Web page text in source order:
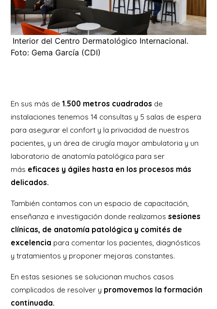
Interior del Centro Dermatológico Internacional.
Foto: Gema García (CDI)
En sus más de1.500 metros cuadrados de
instalaciones tenemos 14 consultas y 5 salas de espera
para asegurar el confort y la privacidad de nuestros
pacientes, y un área de cirugía mayor ambulatoria y un
laboratorio de anatomía patológica para ser
más eficaces y ágiles hasta en los procesos más
delicados.
También contamos con un espacio de capacitación,
enseñanza e investigación donde realizamossesiones
clínicas, de anatomía patológica y comités de
excelencia para comentar los pacientes, diagnósticos
y tratamientos y proponer mejoras constantes.
En estas sesiones se solucionan muchos casos
complicados de resolver y promovemos la formación
continuada.